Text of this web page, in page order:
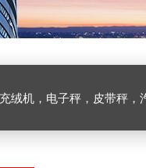
绒机，电子秤，皮带秤